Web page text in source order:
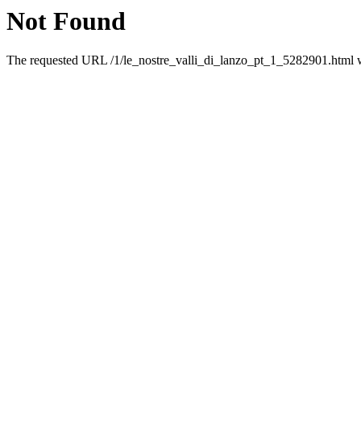
Not Found
The requested URL /1/le_nostre_valli_di_lanzo_pt_1_5282901.html